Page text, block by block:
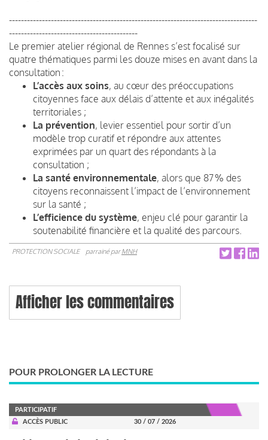
-----------------------------------------------------------------------------------
-------------------------------------------
Le premier atelier régional de Rennes s’est focalisé sur
quatre thématiques parmi les douze mises en avant dans la
consultation :
L’accès aux soins, au cœur des préoccupations
citoyennes face aux délais d’attente et aux inégalités
territoriales ;
La prévention, levier essentiel pour sortir d’un
modèle trop curatif et répondre aux attentes
exprimées par un quart des répondants à la
consultation ;
La santé environnementale, alors que 87 % des
citoyens reconnaissent l’impact de l’environnement
sur la santé ;
L’efficience du système, enjeu clé pour garantir la
soutenabilité financière et la qualité des parcours.
PROTECTION SOCIALE parrainé parMNH
Afficher les commentaires
POUR PROLONGER LA LECTURE
PARTICIPATIF
ACCÈS PUBLIC
30 / 07 / 2026